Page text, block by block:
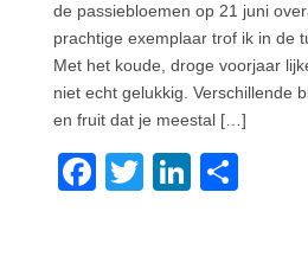
de passiebloemen op 21 juni
prachtige exemplaar trof ik in de
Met het koude, droge voorjaar
niet echt gelukkig. Verschillende
en fruit dat je meestal […]
F
T
Li